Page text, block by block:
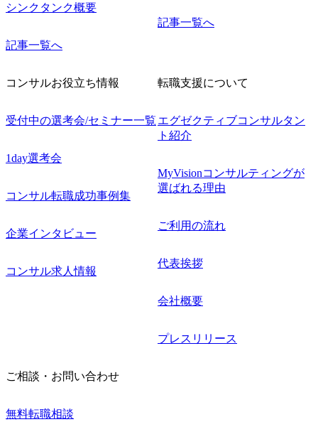
シンクタンク概要
記事一覧へ
記事一覧へ
コンサルお役立ち情報
受付中の選考会/セミナー一覧
1day選考会
コンサル転職成功事例集
企業インタビュー
コンサル求人情報
転職支援について
エグゼクティブコンサルタン
ト紹介
MyVisionコンサルティングが
選ばれる理由
ご利用の流れ
代表挨拶
会社概要
プレスリリース
ご相談・お問い合わせ
無料転職相談